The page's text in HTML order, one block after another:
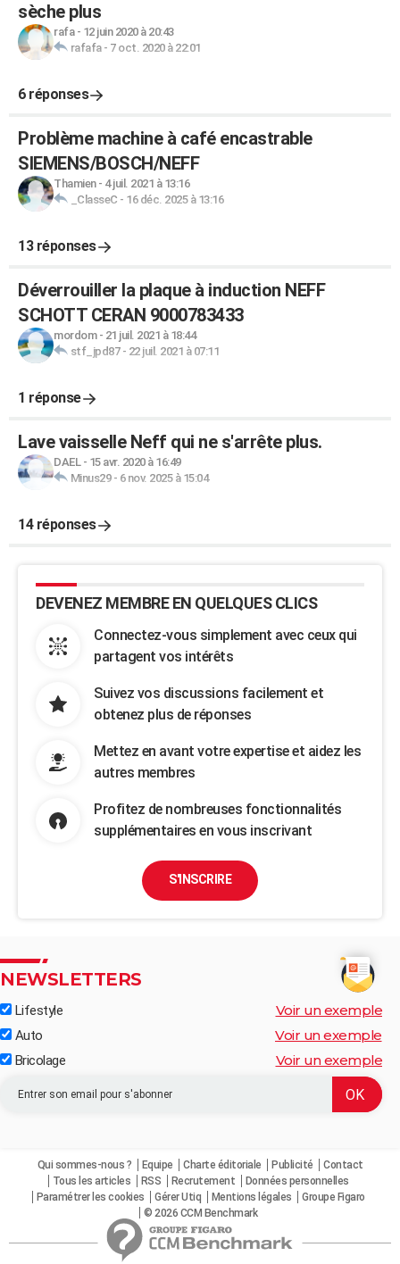
sèche plus
rafa- 12 juin 2020 à 20:43
rafafa- 7 oct. 2020 à 22:01
6 réponses
Problème machine à café encastrable
SIEMENS/BOSCH/NEFF
Thamien- 4 juil. 2021 à 13:16
_ClasseC - 16 déc. 2025 à 13:16
13 réponses
Déverrouiller la plaque à induction NEFF
SCHOTT CERAN 9000783433
mordom- 21 juil. 2021 à 18:44
stf_jpd87- 22 juil. 2021 à 07:11
1 réponse
Lave vaisselle Neff qui ne s'arrête plus.
DAEL- 15 avr. 2020 à 16:49
Minus29- 6 nov. 2025 à 15:04
14 réponses
DEVENEZ MEMBRE EN QUELQUES CLICS
Connectez-vous simplement avec ceux qui
partagent vos intérêts
Suivez vos discussions facilement et
obtenez plus de réponses
Mettez en avant votre expertise et aidez les
autres membres
Profitez de nombreuses fonctionnalités
supplémentaires en vous inscrivant
S'INSCRIRE
NEWSLETTERS
Lifestyle Voir un exemple
Auto Voir un exemple
Bricolage Voir un exemple
Qui sommes-nous ? Equipe Charte éditoriale Publicité
Contact
Tous les articles
RSS Recrutement
Données personnelles
Paramétrer les cookies
Gérer Utiq Mentions légales
Groupe Figaro
© 2026 CCM Benchmark